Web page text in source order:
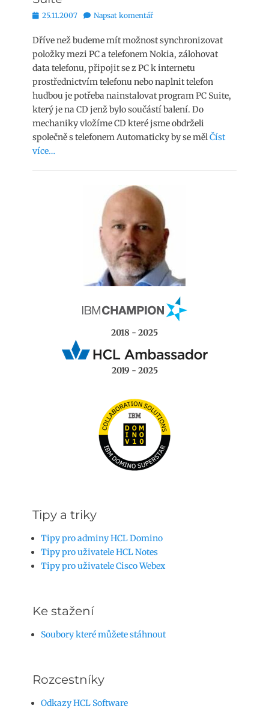
Publikováno
25.11.2007 Napsat komentář
Dříve než budeme mít možnost synchronizovat
položky mezi PC a telefonem Nokia, zálohovat
data telefonu, připojit se z PC k internetu
prostřednictvím telefonu nebo naplnit telefon
hudbou je potřeba nainstalovat program PC Suite,
který je na CD jenž bylo součástí balení. Do
mechaniky vložíme CD které jsme obdrželi
společně s telefonem Automaticky by se mělČíst
více…
2018 - 2025
2019 - 2025
Tipy a triky
Tipy pro adminy HCL Domino
Tipy pro uživatele HCL Notes
Tipy pro uživatele Cisco Webex
Ke stažení
Soubory které můžete stáhnout
Rozcestníky
Odkazy HCL Software